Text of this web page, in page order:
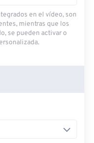
en el vídeo, son
mientras que los
se pueden activar o